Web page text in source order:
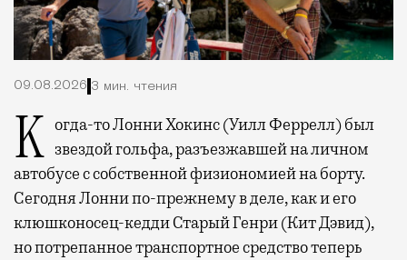
09.08.2026 3 мин. чтения
Когда-то Лонни Хокинс (Уилл Феррелл) был звездой гольфа, разъезжавшей на личном
автобусе с собственной физиономией на борту.
Сегодня Лонни по-прежнему в деле, как и его
клюшконосец-кедди Старый Генри (Кит Дэвид),
но потрепанное транспортное средство теперь